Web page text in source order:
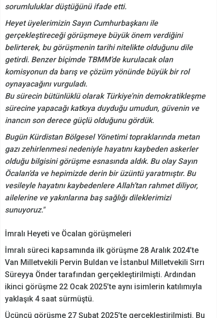
sorumluluklar düştüğünü ifade etti.
Heyet üyelerimizin Sayın Cumhurbaşkanı ile
gerçekleştireceği görüşmeye büyük önem verdiğini
belirterek, bu görüşmenin tarihi nitelikte olduğunu dile
getirdi. Benzer biçimde TBMM’de kurulacak olan
komisyonun da barış ve çözüm yönünde büyük bir rol
oynayacağını vurguladı.
Bu sürecin bütünlüklü olarak Türkiye’nin demokratikleşme
sürecine yapacağı katkıya duyduğu umudun, güvenin ve
inancın son derece güçlü olduğunu gördük.
Bugün Kürdistan Bölgesel Yönetimi topraklarında metan
gazı zehirlenmesi nedeniyle hayatını kaybeden askerler
olduğu bilgisini görüşme esnasında aldık. Bu olay Sayın
Öcalan’da ve hepimizde derin bir üzüntü yaratmıştır. Bu
vesileyle hayatını kaybedenlere Allah’tan rahmet diliyor,
ailelerine ve yakınlarına baş sağlığı dileklerimizi
sunuyoruz."
İmralı Heyeti ve Öcalan görüşmeleri
İmralı süreci kapsamında ilk görüşme 28 Aralık 2024’te
Van Milletvekili Pervin Buldan ve İstanbul Milletvekili Sırrı
Süreyya Önder tarafından gerçekleştirilmişti. Ardından
ikinci görüşme 22 Ocak 2025’te aynı isimlerin katılımıyla
yaklaşık 4 saat sürmüştü.
Üçüncü görüşme 27 Şubat 2025’te gerçekleştirilmişti. Bu